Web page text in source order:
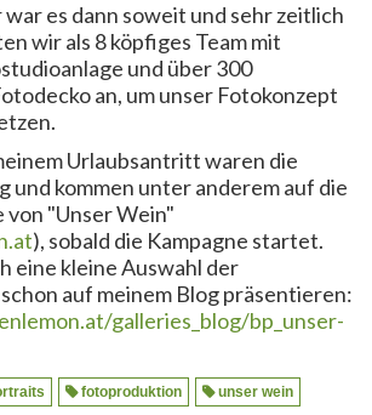
es dann soweit und sehr zeitlich
wir als 8 köpfiges Team mit
und über 300
an, um unser Fotokonzept
Urlaubsantritt waren die
und kommen unter anderem auf die
von "Unser Wein"
), sobald die Kampagne startet.
eine kleine Auswahl der
auf meinem Blog präsentieren:
galleries_blog/bp_unser-
fotoproduktion unser wein